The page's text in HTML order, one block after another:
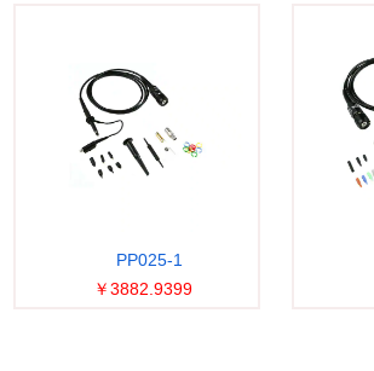
PP025-1
￥3882.9399